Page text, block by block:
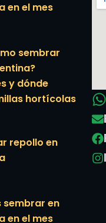
en el mes
sembrar
y dónde
hortícolas
repollo en
sembrar en
en el mes